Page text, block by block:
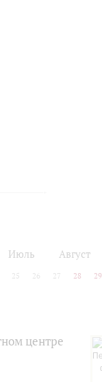
Июль Август
25 26 27 28 29
центре